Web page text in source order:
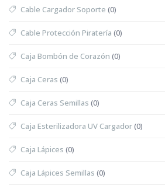
Cable Cargador Soporte (0)
Cable Protección Piratería (0)
Caja Bombón de Corazón (0)
Caja Ceras (0)
Caja Ceras Semillas (0)
Caja Esterilizadora UV Cargador(0)
Caja Lápices (0)
Caja Lápices Semillas (0)